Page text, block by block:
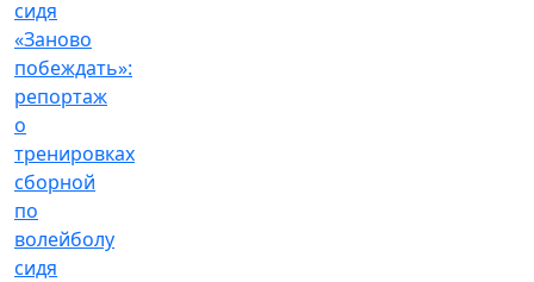
«Заново
побеждать»:
репортаж
о
тренировках
сборной
по
волейболу
сидя